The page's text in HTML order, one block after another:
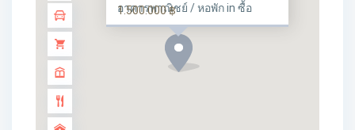
อาคารพาณิชย์ / หอพัก in ซื้อ
1.500.000 ฿